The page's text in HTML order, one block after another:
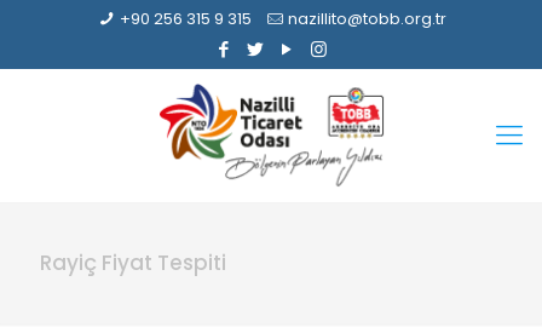
+90 256 315 9 315 nazillito@tobb.org.tr
Rayiç Fiyat Tespiti